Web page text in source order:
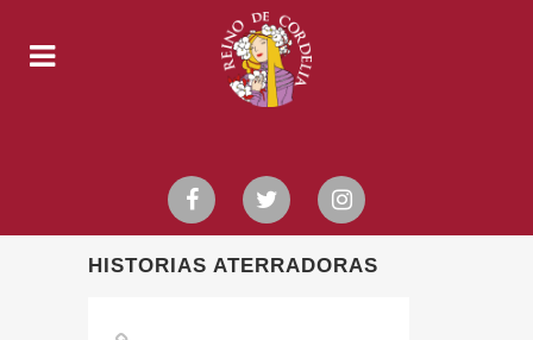
HISTORIAS ATERRADORAS